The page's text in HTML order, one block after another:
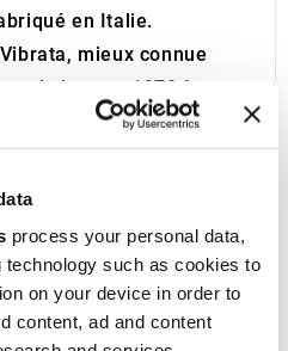
process your personal data,
such as cookies to
on your device in order to
content, ad and content
en Italie.
mieux connue
vu le jour en 1970 à
Abruzzes, en Italie.
décennies,
dans la fabrication
qu'en 1990 que MIVV
de pots
.